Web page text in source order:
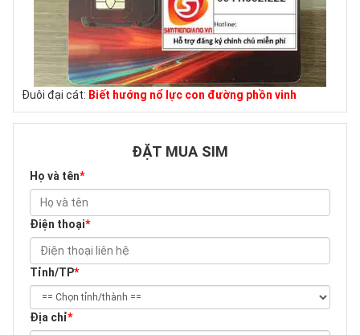
Đuôi đại cát: Biết hướng nổ lực con đường phồn vinh
ĐẶT MUA SIM
Họ và tên*
Điện thoại*
Tỉnh/TP*
Địa chỉ*